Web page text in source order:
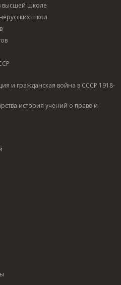
высшей школе
школ
и гражданская война в СССР 1918-
история учений о праве и